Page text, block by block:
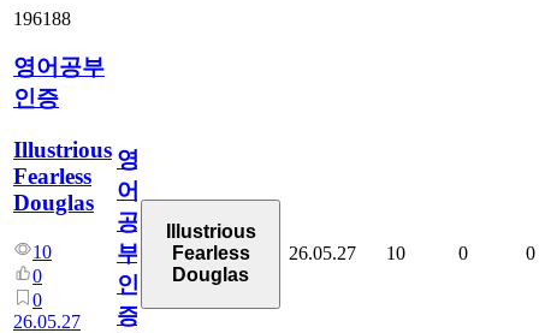
196188
영어공부
인증
Illustrious
Fearless
Douglas
10
0
0
26.05.27
영
어
공
부
인
증
Illustrious
Fearless
Douglas
26.05.27 10 0 0